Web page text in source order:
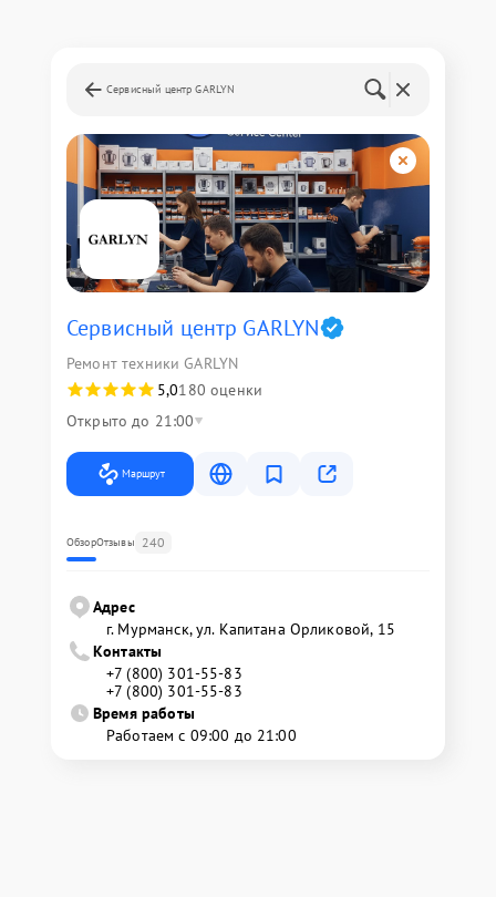
Сервисный центр GARLYN
Сервисный центр GARLYN
Ремонт техники GARLYN
5,0180 оценки
Открыто до 21:00
Маршрут
ОбзорОтзывы 240
Адрес
г. Мурманск, ул. Капитана Орликовой, 15
Контакты
+7 (800) 301-55-83
+7 (800) 301-55-83
Время работы
Работаем с 09:00 до 21:00